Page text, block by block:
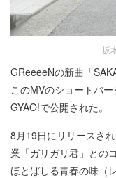
坂
GReeeeNの新曲「
このMVのショートバ
GYAO!で公開された。
8月19日にリリースさ
業「ガリガリ君」との
ほとばしる青春の味（